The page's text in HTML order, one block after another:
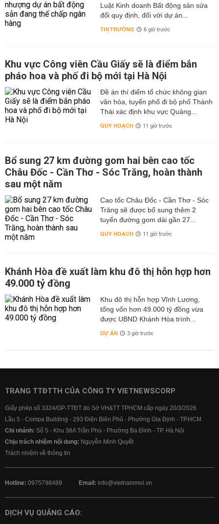
Luật Kinh doanh Bất động sản sửa
đổi quy định, đối với dự án...
THỊ TRƯỜNG 6 giờ trước
Khu vực Công viên Cầu Giấy sẽ là điểm bắn
pháo hoa và phố đi bộ mới tại Hà Nội
Đề án thí điểm tổ chức không gian
văn hóa, tuyến phố đi bộ phố Thành
Thái xác định khu vực Quảng...
QUY HOẠCH 11 giờ trước
Bổ sung 27 km đường gom hai bên cao tốc
Châu Đốc - Cần Thơ - Sóc Trăng, hoàn thành
sau một năm
Cao tốc Châu Đốc - Cần Thơ - Sóc
Trăng sẽ được bổ sung thêm 2
tuyến đường gom dài gần 27...
QUY HOẠCH 11 giờ trước
Khánh Hòa đề xuất làm khu đô thị hỗn hợp hơn
49.000 tỷ đồng
Khu đô thị hỗn hợp Vĩnh Lương,
tổng vốn hơn 49.000 tỷ đồng vừa
được UBND Khánh Hòa trình...
DỰ ÁN 3 giờ trước
TRANG TTĐTTH CỦA CÔNG TY VIETNEWSCORP
Giấy phép số 3324/GP-TTĐT do Sở VH&TT TPHCM cấp ngày 20/3/2026
Lầu 5 - Compa Building - 293 Điện Biên Phủ - Phường Gia Định - TP.HCM
Chi nhánh: Số 5 - Khu 38A Trần Phú - Phường Ba Đình - TP. Hà Nội
Chịu trách nhiệm nội dung: Nguyễn Minh Quyết
Trách nhiệm về thông tin
Hotline: 0975798489 Email: info@vietnammoi.vn
DỊCH VỤ QUẢNG CÁO: